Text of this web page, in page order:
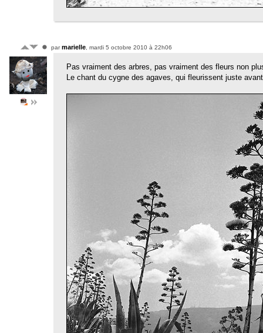
parmarielle , mardi 5 octobre 2010 à 22h06
Pas vraiment des arbres, pas vraiment des fleurs non
Le chant du cygne des agaves, qui fleurissent juste